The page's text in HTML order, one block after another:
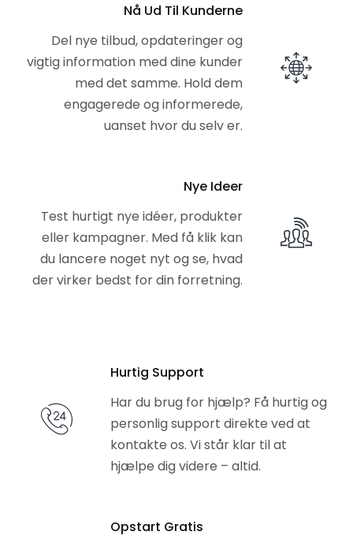
Nå Ud Til Kunderne
Del nye tilbud, opdateringer og
vigtig information med dine kunder
med det samme. Hold dem
engagerede og informerede,
uanset hvor du selv er.
Nye Ideer
Test hurtigt nye idéer, produkter
eller kampagner. Med få klik kan
du lancere noget nyt og se, hvad
der virker bedst for din forretning.
Hurtig Support
Har du brug for hjælp? Få hurtig og
personlig support direkte ved at
kontakte os. Vi står klar til at
hjælpe dig videre – altid.
Opstart Gratis